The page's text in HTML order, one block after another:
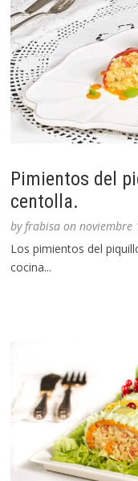
Pimientos del
centolla.
byfrabisa onnoviembre
Los pimientos del
cocina...